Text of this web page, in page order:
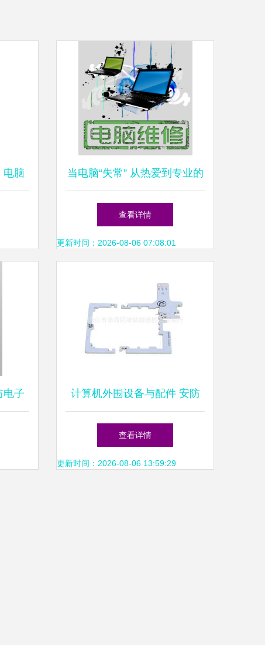
电脑
巧
当电脑“失常” 从热爱到专业的
PS使用与维护指南
查看详情
更新时间：2026-08-06 07:08:01
电子
道
计算机外围设备与配件 安防
工程的核心保障
查看详情
更新时间：2026-08-06 13:59:29